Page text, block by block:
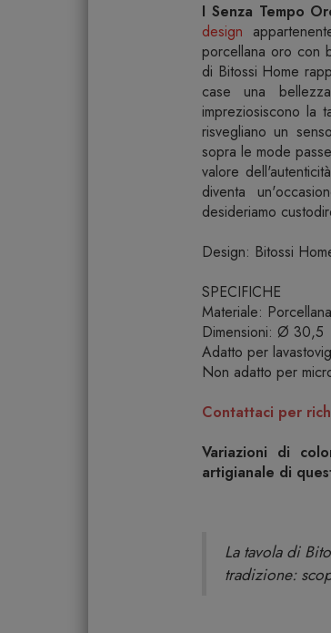
I Senza Tempo
design
porcellana oro con
di Bitossi Home
case una
impreziosiscono la
risvegliano un
sopra le mode
valore
diventa
desideriamo
Design: Bitossi
SPECIFICHE
Materiale: Porcellana
Dimensioni: Ø 30,5
Adatto per
Non adatto per
Contattaci per
Variazioni di
artigianale di
La tavola di
tradizione: